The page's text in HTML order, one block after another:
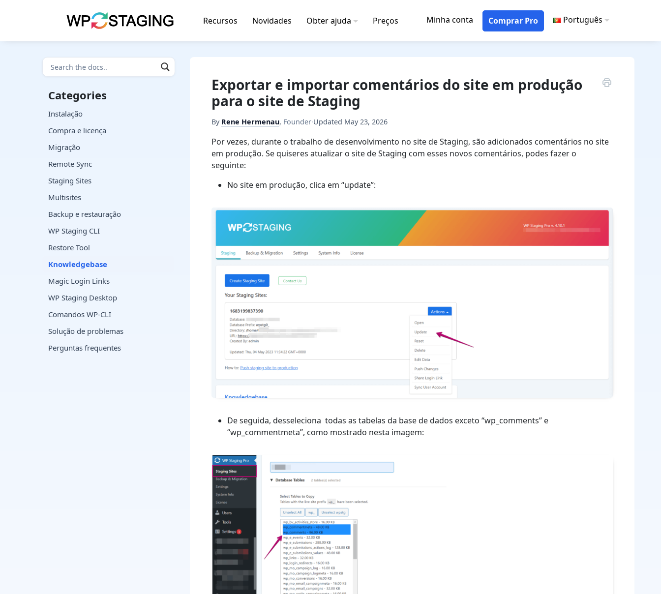
Recursos Novidades Obter ajuda Preços Minha conta Comprar Pro Português
Exportar e importar comentários do site em produção
para o site de Staging
By Rene Hermenau, Founder·Updated May 23, 2026
Por vezes, durante o trabalho de desenvolvimento no site de Staging, são adicionados comentários no site
em produção. Se quiseres atualizar o site de Staging com esses novos comentários, podes fazer o
seguinte:
No site em produção, clica em “update”:
De seguida, desseleciona todas as tabelas da base de dados exceto “wp_comments” e
“wp_commentmeta”, como mostrado nesta imagem:
Categories
Instalação
Compra e licença
Migração
Remote Sync
Staging Sites
Multisites
Backup e restauração
WP Staging CLI
Restore Tool
Knowledgebase
Magic Login Links
WP Staging Desktop
Comandos WP-CLI
Solução de problemas
Perguntas frequentes